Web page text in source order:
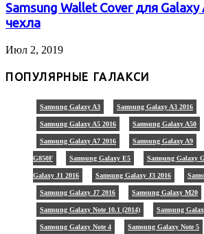
Samsung Wallet Cover для
чехла
Июл 2, 2019
ПОПУЛЯРНЫЕ ГАЛАКСИ
Samsung Galaxy A3 Samsung Galaxy A3 2016
Samsung Galaxy A5 2016 Samsung Galaxy A50
Samsung Galaxy A7 2016 Samsung Galaxy A9
G850F Samsung Galaxy E5 Samsung Galaxy
Galaxy J1 2016 Samsung Galaxy J3 2016
Samsung Galaxy J7 2016 Samsung Galaxy M20
Samsung Galaxy Note 10.1 (2014) Samsung
Samsung Galaxy Note 4 Samsung Galaxy Note 5